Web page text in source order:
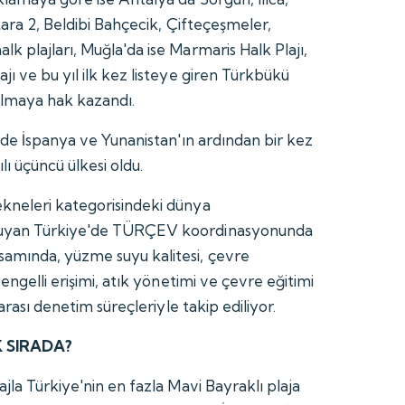
2, Beldibi Bahçecik, Çifteçeşmeler,
plajları, Muğla'da ise Marmaris Halk Plajı,
ve bu yıl ilk kez listeye giren Türkbükü
hak kazandı.
İspanya ve Yunanistan'ın ardından bir kez
üçüncü ülkesi oldu.
kategorisindeki dünya
Türkiye'de TÜRÇEV koordinasyonunda
yüzme suyu kalitesi, çevre
erişimi, atık yönetimi ve çevre eğitimi
denetim süreçleriyle takip ediliyor.
SIRADA?
Türkiye'nin en fazla Mavi Bayraklı plaja